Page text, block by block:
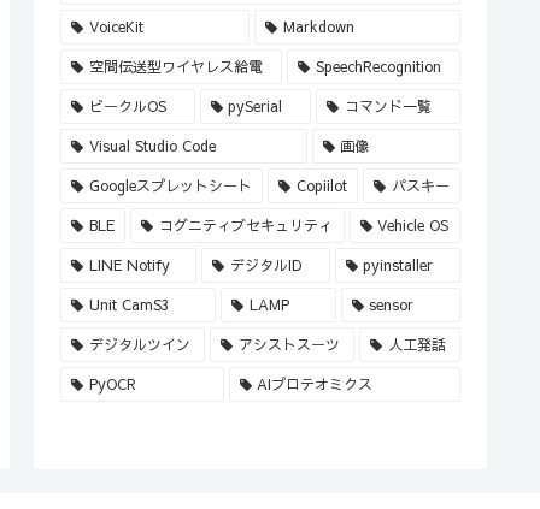
VoiceKit Markdown
空間伝送型ワイヤレス給電 SpeechRecognition
ビークルOS pySerial コマンド一覧
Visual Studio Code 画像
Googleスプレットシート Copiilot パスキー
BLE コグニティブセキュリティ Vehicle OS
LINE Notify デジタルID pyinstaller
Unit CamS3 LAMP sensor
デジタルツイン アシストスーツ 人工発話
PyOCR AIプロテオミクス